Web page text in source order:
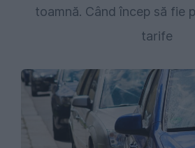
toamnă. Când încep să fie
tarife